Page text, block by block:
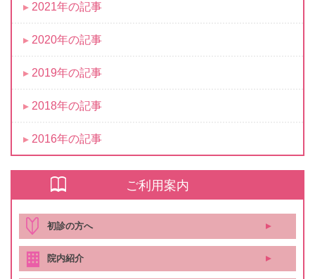
2021年の記事
2020年の記事
2019年の記事
2018年の記事
2016年の記事
ご利用案内
初診の方へ
院内紹介